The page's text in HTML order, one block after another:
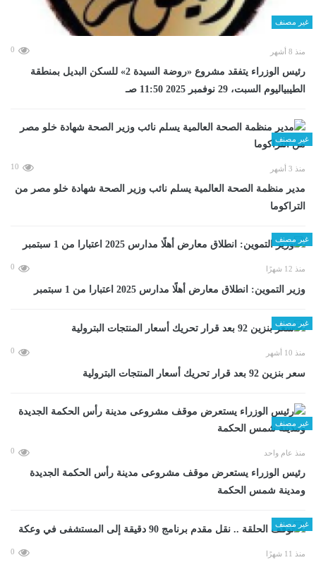
غير مصنف
منذ 8 أشهر 0
رئيس الوزراء يتفقد مشروع «روضة السيدة 2» للسكن البديل بمنطقة
الطيبياليوم السبت، 29 نوفمبر 2025 11:50 صـ
غير مصنف
منذ 3 أشهر 10
مدير منظمة الصحة العالمية يسلم نائب وزير الصحة شهادة خلو مصر من
التراكوما
غير مصنف
منذ 12 شهرًا 0
وزير التموين: انطلاق معارض أهلًا مدارس 2025 اعتبارا من 1 سبتمبر
غير مصنف
منذ 10 أشهر 0
سعر بنزين 92 بعد قرار تحريك أسعار المنتجات البترولية
غير مصنف
منذ عام واحد 0
رئيس الوزراء يستعرض موقف مشروعى مدينة رأس الحكمة الجديدة
ومدينة شمس الحكمة
غير مصنف
منذ 11 شهرًا 0